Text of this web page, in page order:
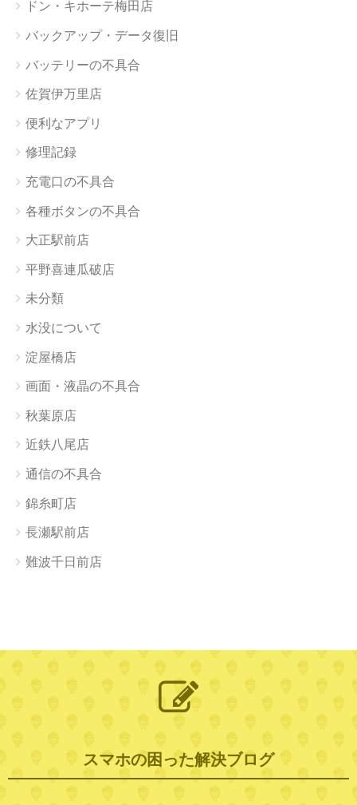
ドン・キホーテ梅田店
バックアップ・データ復旧
バッテリーの不具合
佐賀伊万里店
便利なアプリ
修理記録
充電口の不具合
各種ボタンの不具合
大正駅前店
平野喜連瓜破店
未分類
水没について
淀屋橋店
画面・液晶の不具合
秋葉原店
近鉄八尾店
通信の不具合
錦糸町店
長瀬駅前店
難波千日前店
スマホの困った解決ブログ